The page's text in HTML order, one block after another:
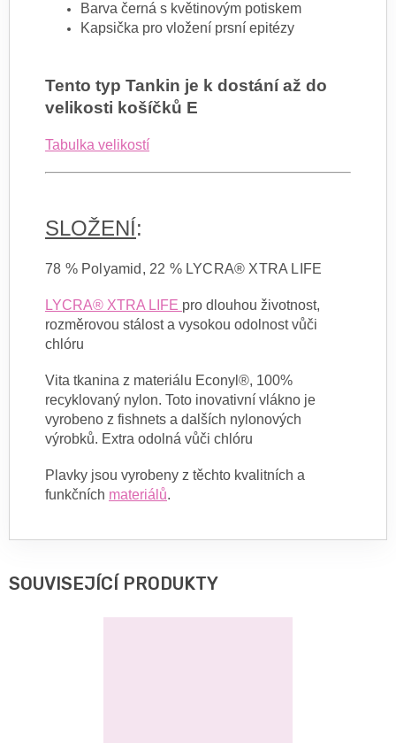
Barva černá s květinovým potiskem
Kapsička pro vložení prsní epitézy
Tento typ Tankin je k dostání až do
velikosti košíčků E
Tabulka velikostí
SLOŽENÍ:
78 % Polyamid, 22 % LYCRA® XTRA LIFE
LYCRA® XTRA LIFE pro dlouhou životnost,
rozměrovou stálost a vysokou odolnost vůči
chlóru
Vita tkanina z materiálu Econyl®, 100%
recyklovaný nylon. Toto inovativní vlákno je
vyrobeno z fishnets a dalších nylonových
výrobků. Extra odolná vůči chlóru
Plavky jsou vyrobeny z těchto kvalitních a
funkčních materiálů.
SOUVISEJÍCÍ PRODUKTY